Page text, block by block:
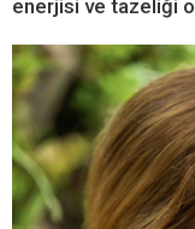
enerjisi ve tazeliği